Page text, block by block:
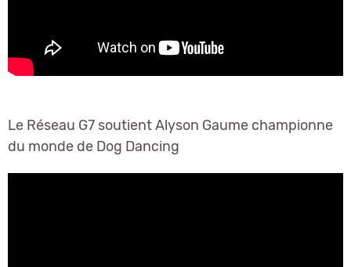
Le Réseau G7 soutient Alyson Gaume championne
du monde de Dog Dancing